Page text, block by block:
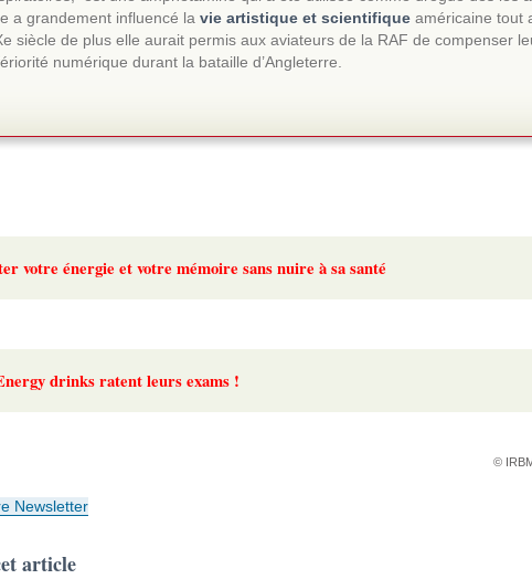
a grandement influencé la vie artistique et scientifiqueaméricaine tout
siècle de plus elle aurait permis aux aviateurs de la RAF de compenser
numérique durant la bataille d’Angleterre.
votre énergie et votre mémoire sans nuire à sa santé
drinks ratent leurs exams !
©
Newsletter
article